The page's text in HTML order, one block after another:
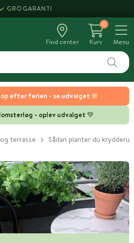
op efter ferien - se udvalget 🌸
- oplev udvalget 💚
HENT SAMME DAG
Find center
0
Kurv
Menu
terrasse Sådan planter du